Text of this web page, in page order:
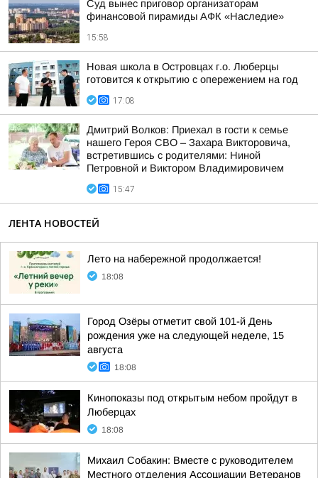
Суд вынес приговор организаторам
финансовой пирамиды АФК «Наследие»
15:58
Новая школа в Островцах г.о. Люберцы
готовится к открытию с опережением на год
17:08
Дмитрий Волков: Приехал в гости к семье
нашего Героя СВО – Захара Викторовича,
встретившись с родителями: Ниной
Петровной и Виктором Владимировичем
15:47
ЛЕНТА НОВОСТЕЙ
Лето на набережной продолжается!
18:08
Город Озёры отметит свой 101-й День
рождения уже на следующей неделе, 15
августа
18:08
Кинопоказы под открытым небом пройдут в
Люберцах
18:08
Михаил Собакин: Вместе с руководителем
Местного отделения Ассоциации Ветеранов